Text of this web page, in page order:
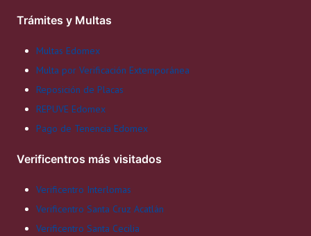
Trámites y Multas
Multas Edomex
Multa por Verificación Extemporánea
Reposición de Placas
REPUVE Edomex
Pago de Tenencia Edomex
Verificentros más visitados
Verificentro Interlomas
Verificentro Santa Cruz Acatlán
Verificentro Santa Cecilia